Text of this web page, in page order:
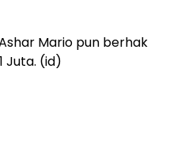
Mario pun berhak
Juta. (id)